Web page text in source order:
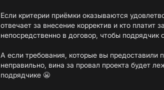
Если критерии приёмки оказываются
отвечает за внесение корректив и кто платит
непосредственно в договор, чтобы подрядчик
А если требования, которые вы предоставили
неправильно, вина за провал проекта будет
подрядчике 😬